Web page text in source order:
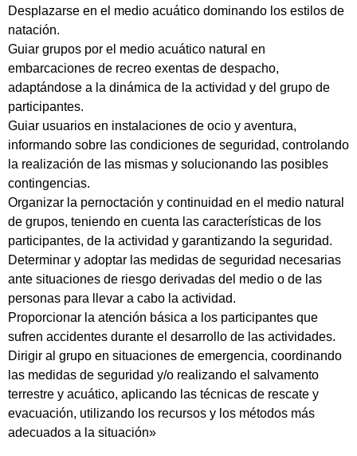
Desplazarse en el medio acuático dominando los estilos de
natación.
Guiar grupos por el medio acuático natural en
embarcaciones de recreo exentas de despacho,
adaptándose a la dinámica de la actividad y del grupo de
participantes.
Guiar usuarios en instalaciones de ocio y aventura,
informando sobre las condiciones de seguridad, controlando
la realización de las mismas y solucionando las posibles
contingencias.
Organizar la pernoctación y continuidad en el medio natural
de grupos, teniendo en cuenta las características de los
participantes, de la actividad y garantizando la seguridad.
Determinar y adoptar las medidas de seguridad necesarias
ante situaciones de riesgo derivadas del medio o de las
personas para llevar a cabo la actividad.
Proporcionar la atención básica a los participantes que
sufren accidentes durante el desarrollo de las actividades.
Dirigir al grupo en situaciones de emergencia, coordinando
las medidas de seguridad y/o realizando el salvamento
terrestre y acuático, aplicando las técnicas de rescate y
evacuación, utilizando los recursos y los métodos más
adecuados a la situación»